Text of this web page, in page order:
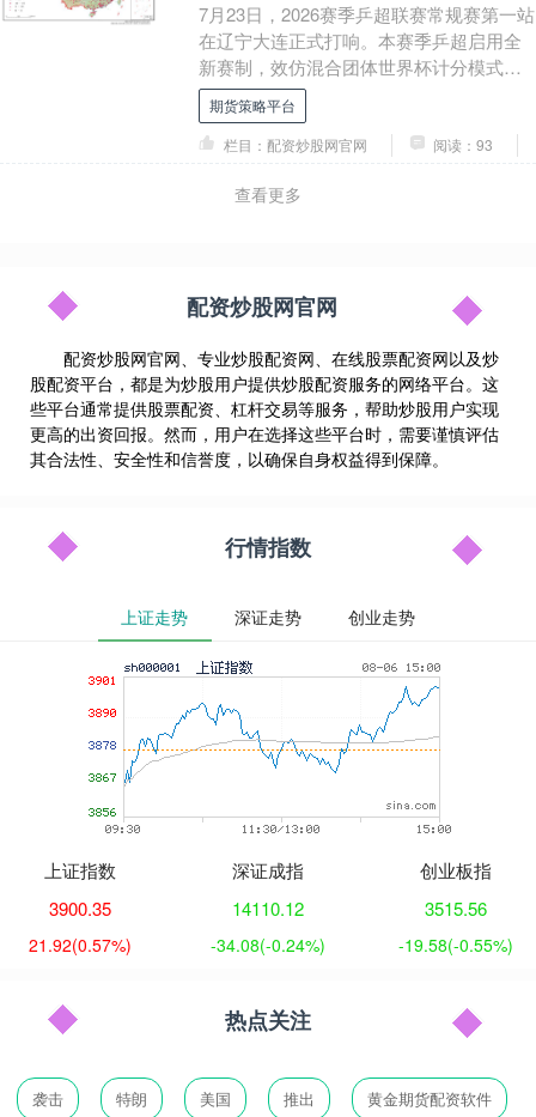
7月23日，2026赛季乒超联赛常规赛第一站
在辽宁大连正式打响。本赛季乒超启用全
新赛制，效仿混合团体世界杯计分模式，
先赢下8局者取得胜利。首个比赛日激战不
断，林....
期货策略平台
栏目：配资炒股网官网
阅读：93
查看更多
配资炒股网官网
配资炒股网官网、专业炒股配资网、在线股票配资网以及炒
股配资平台，都是为炒股用户提供炒股配资服务的网络平台。这
些平台通常提供股票配资、杠杆交易等服务，帮助炒股用户实现
更高的出资回报。然而，用户在选择这些平台时，需要谨慎评估
其合法性、安全性和信誉度，以确保自身权益得到保障。
行情指数
上证走势 深证走势 创业走势
上证指数
3900.35
21.92(0.57%)
深证成指
14110.12
-34.08(-0.24%)
创业板指
3515.56
-19.58(-0.55%)
热点关注
袭击 特朗 美国 推出 黄金期货配资软件